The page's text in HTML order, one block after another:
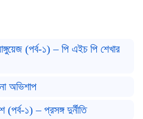
(পর্ব-১) – পি এইচ পি শেখার
অভিশাপ
(পর্ব-১) – প্রসঙ্গ দুর্নীতি